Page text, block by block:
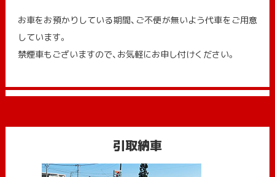
お車をお預かりしている期間、ご不便が無いよう代車をご用意
しています。
禁煙車もございますので、お気軽にお申し付けください。
引取納車